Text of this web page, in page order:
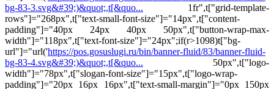
bg-83-3.svg&#39;)&quot;,t[&quo... 1fr",t["grid-template-
rows"]="268px",t["text-small-font-size"]="14px",t["content-
padding"]="40px 24px 40px 50px",t["button-wrap-max-
width"]="118px",t["text-font-size"]="24px";if(r>1098)t["bg-
url"]="url('https://pos.gosuslugi.ru/bin/banner-fluid/83/banner-fluid-
bg-83-4.svg&#39;)&quot;,t[&quo... 50px",t["logo-
width"]="78px",t["slogan-font-size"]="15px",t["logo-wrap-
padding"]="20px 16px 16px",t["text-small-margin"]="0px 150px